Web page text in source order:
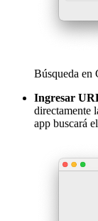
Búsqueda en
Ingresar
directamente
app buscará